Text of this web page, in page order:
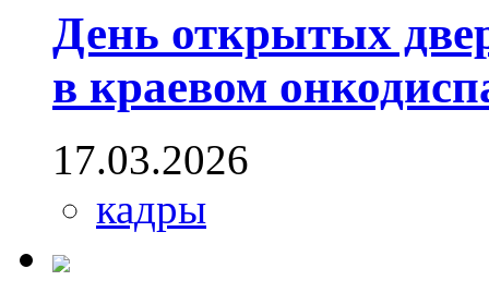
День открытых
в краевом
17.03.2026
кадры